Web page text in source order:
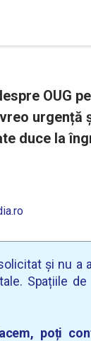
OUG
duce la
și nu
Spațiile
poți